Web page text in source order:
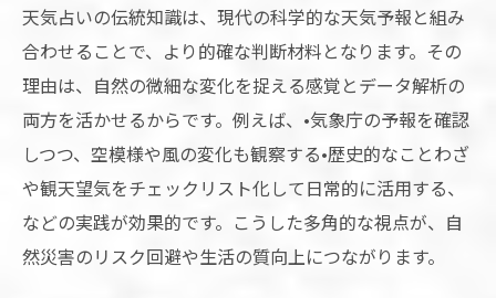
天気占いの伝統知識は、現代の科学的な天気予報と組み
合わせることで、より的確な判断材料となります。その
理由は、自然の微細な変化を捉える感覚とデータ解析の
両方を活かせるからです。例えば、•気象庁の予報を確認
しつつ、空模様や風の変化も観察する•歴史的なことわざ
や観天望気をチェックリスト化して日常的に活用する、
などの実践が効果的です。こうした多角的な視点が、自
然災害のリスク回避や生活の質向上につながります。